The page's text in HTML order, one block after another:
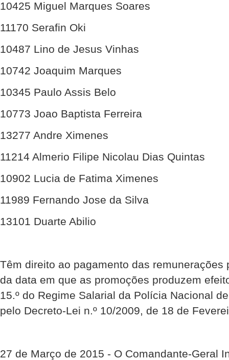
10425 Miguel Marques Soares
11170 Serafin Oki
10487 Lino de Jesus Vinhas
10742 Joaquim Marques
10345 Paulo Assis Belo
10773 Joao Baptista Ferreira
13277 Andre Ximenes
11214 Almerio Filipe Nicolau Dias Quintas
10902 Lucia de Fatima Ximenes
11989 Fernando Jose da Silva
13101 Duarte Abilio
Têm direito ao pagamento das remunerações
da data em que as promoções produzem
15.º do Regime Salarial da Polícia Nacional
pelo Decreto-Lei n.º 10/2009, de 18 de
27 de Março de 2015 - O Comandante-Geral